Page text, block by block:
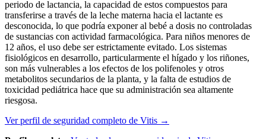
periodo de lactancia, la capacidad de estos compuestos para
transferirse a través de la leche materna hacia el lactante es
desconocida, lo que podría exponer al bebé a dosis no controladas
de sustancias con actividad farmacológica. Para niños menores de
12 años, el uso debe ser estrictamente evitado. Los sistemas
fisiológicos en desarrollo, particularmente el hígado y los riñones,
son más vulnerables a los efectos de los polifenoles y otros
metabolitos secundarios de la planta, y la falta de estudios de
toxicidad pediátrica hace que su administración sea altamente
riesgosa.
Ver perfil de seguridad completo de Vitis →